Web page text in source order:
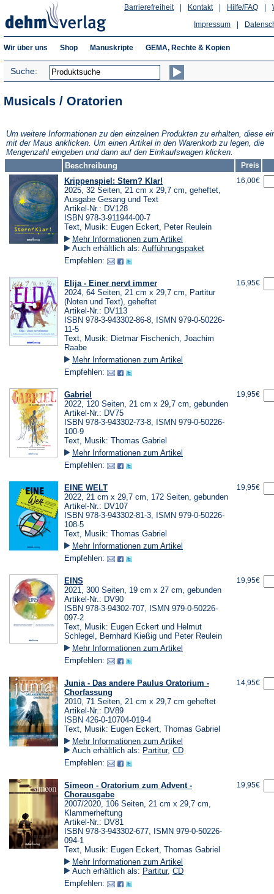
Hilfe/FAQ
Kontakt
Barrierefreiheit
Impressum
Wir über uns Shop Manuskripte GEMA, Rechte & Kopien
Suche:
Musicals / Oratorien
Um weitere Informationen zu den einzelnen Produkten zu erhalten, diese
mit der Maus anklicken. Um einen Artikel in den Warenkorb zu legen, die
Mengenzahl eingeben und dann auf den Einkaufswagen klicken.
Beschreibung
Preis
Krippenspiel: Stern? Klar!
2025, 32 Seiten, 21 cm x 29,7 cm, geheftet,
Ausgabe Gesang und Text
Artikel-Nr.: DV128
ISBN 978-3-911944-00-7
Text, Musik: Eugen Eckert, Peter Reulein
Mehr Informationen zum Artikel
Auch erhältlich als: Aufführungspaket
Empfehlen:
16,00€
Elija - Einer nervt immer
2024, 64 Seiten, 21 cm x 29,7 cm, Partitur
(Noten und Text), geheftet
Artikel-Nr.: DV113
ISBN 978-3-943302-86-8, ISMN 979-0-50226-
11-5
Text, Musik: Dietmar Fischenich, Joachim
Raabe
Mehr Informationen zum Artikel
Empfehlen:
16,95€
Gabriel
2022, 120 Seiten, 21 cm x 29,7 cm, gebunden
Artikel-Nr.: DV75
ISBN 978-3-943302-73-8, ISMN 979-0-50226-
100-9
Text, Musik: Thomas Gabriel
Mehr Informationen zum Artikel
Empfehlen:
19,95€
EINE WELT
2022, 21 cm x 29,7 cm, 172 Seiten, gebunden
Artikel-Nr.: DV107
ISBN 978-3-943302-81-3, ISMN 979-0-50226-
108-5
Text, Musik: Thomas Gabriel
Mehr Informationen zum Artikel
Empfehlen:
19,95€
EINS
2021, 300 Seiten, 19 cm x 27 cm, gebunden
Artikel-Nr.: DV90
ISBN 978-3-94302-707, ISMN 979-0-50226-
097-2
Text, Musik: Eugen Eckert und Helmut
Schlegel, Bernhard Kießig und Peter Reulein
Mehr Informationen zum Artikel
Empfehlen:
19,95€
Junia - Das andere Paulus Oratorium -
Chorfassung
2010, 71 Seiten, 21 cm x 29,7 cm geheftet
Artikel-Nr.: DV89
ISBN 426-0-10704-019-4
Text, Musik: Eugen Eckert, Thomas Gabriel
Mehr Informationen zum Artikel
Auch erhältlich als: Partitur, CD
Empfehlen:
14,95€
Simeon - Oratorium zum Advent -
Chorausgabe
2007/2020, 106 Seiten, 21 cm x 29,7 cm,
Klammerheftung
Artikel-Nr.: DV81
ISBN 978-3-943302-677, ISMN 979-0-50226-
094-1
Text, Musik: Eugen Eckert, Thomas Gabriel
Mehr Informationen zum Artikel
Auch erhältlich als: Partitur, CD
Empfehlen:
19,95€